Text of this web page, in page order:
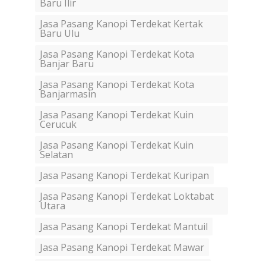
Baru Ilir
Jasa Pasang Kanopi Terdekat Kertak
Baru Ulu
Jasa Pasang Kanopi Terdekat Kota
Banjar Baru
Jasa Pasang Kanopi Terdekat Kota
Banjarmasin
Jasa Pasang Kanopi Terdekat Kuin
Cerucuk
Jasa Pasang Kanopi Terdekat Kuin
Selatan
Jasa Pasang Kanopi Terdekat Kuripan
Jasa Pasang Kanopi Terdekat Loktabat
Utara
Jasa Pasang Kanopi Terdekat Mantuil
Jasa Pasang Kanopi Terdekat Mawar